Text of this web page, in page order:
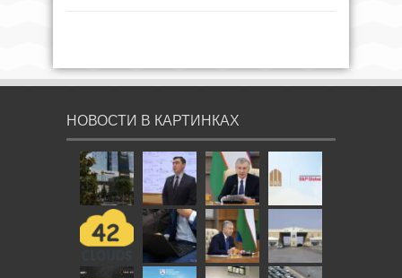
НОВОСТИ В КАРТИНКАХ